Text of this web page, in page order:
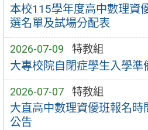
本校115學年度高中數理資
選名單及試場分配表
2026-07-09 特教組
大專校院自閉症學生入學準
2026-07-07 特教組
大直高中數理資優班報名時
公告